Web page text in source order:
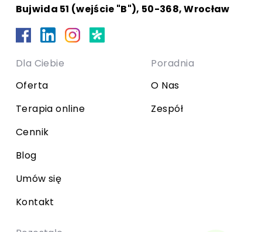
Bujwida 51 (wejście "B"), 50-368, Wrocław
Dla Ciebie
Oferta
Terapia online
Cennik
Blog
Umów się
Kontakt
Poradnia
O Nas
Zespół